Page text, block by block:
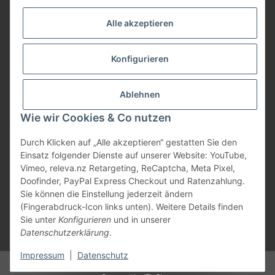
Alle akzeptieren
Konfigurieren
Ablehnen
Wie wir Cookies & Co nutzen
Durch Klicken auf „Alle akzeptieren“ gestatten Sie den
Einsatz folgender Dienste auf unserer Website: YouTube,
Vimeo, releva.nz Retargeting, ReCaptcha, Meta Pixel,
Doofinder, PayPal Express Checkout und Ratenzahlung.
Sie können die Einstellung jederzeit ändern
(Fingerabdruck-Icon links unten). Weitere Details finden
Sie unter Konfigurieren und in unserer
Datenschutzerklärung.
Impressum Datenschutz
Herstellerinformationen
* Alle Preise inkl. gesetzlicher USt., zzgl.